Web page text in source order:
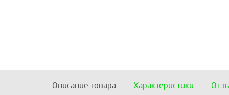
Описание товара Характеристики